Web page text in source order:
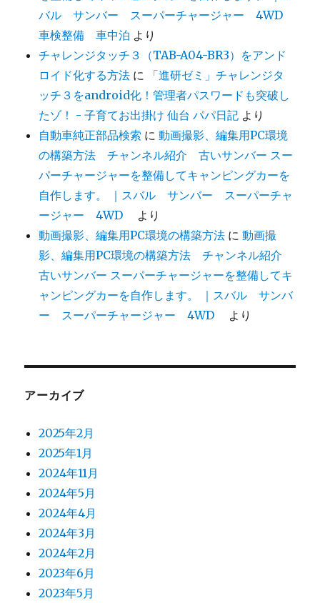
バル サンバー スーパーチャージャー 4WD
車検整備 車中泊 より
チャレンジタッチ３（TAB-A04-BR3）をアンド
ロイド化する方法 に
「進研ゼミ」チャレンジタ
ッチ３をandroid化！管理者パスワードも突破し
たゾ！ - 子育てお出掛け 仙台 パパ日記 より
自動車純正部品検索 に動画撮影、編集用PC環境
の構築方法 チャンネル紹介 古いサンバー スー
パーチャージャーを整備してキャンピングカーを
自作します。 ｜スバル サンバー スーパーチャ
ージャー 4WD
より
動画撮影、編集用PC環境の構築方法 に動画撮
影、編集用PC環境の構築方法 チャンネル紹介
古いサンバー スーパーチャージャーを整備してキ
ャンピングカーを自作します。 ｜スバル サンバ
ー スーパーチャージャー 4WD
より
アーカイブ
2025年2月
2025年1月
2024年11月
2024年5月
2024年4月
2024年3月
2024年2月
2023年6月
2023年5月